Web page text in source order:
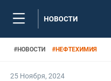
НОВОСТИ
#НОВОСТИ #НЕФТЕХИМИЯ
25 Ноября, 2024